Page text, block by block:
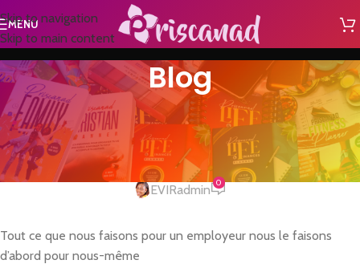
Skip to navigation
Skip to main content
MENU
Blog
A LA UNE
Soyons des employés à valeur
ajoutée!
EVIRadmin 0
Tout ce que nous faisons pour un employeur nous le faisons
d’abord pour nous-même